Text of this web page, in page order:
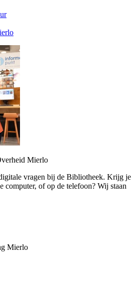
Mierlo
vragen bij de Bibliotheek. Krijg je
computer, of op de telefoon? Wij staan
Mierlo